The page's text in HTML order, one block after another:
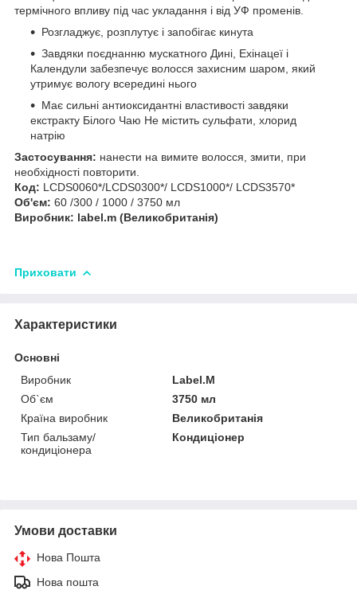
термічного впливу під час укладання і від УФ променів.
Розгладжує, розплутує і запобігає кинута
Завдяки поєднанню мускатного Дині, Ехінацеї і
Календули забезпечує волосся захисним шаром, який
утримує вологу всередині нього
Має сильні антиоксидантні властивості завдяки
екстракту Білого Чаю Не містить сульфати, хлорид
натрію
Застосування: нанести на вимите волосся, змити, при
необхідності повторити.
Код: LCDS0060*/LCDS0300*/ LCDS1000*/ LCDS3570*
Об'єм: 60 /300 / 1000 / 3750 мл
Виробник: label.m (Великобританія)
Приховати
Характеристики
Основні
Виробник
Label.M
Об`єм
3750 мл
Країна виробник
Великобританія
Тип бальзаму/
кондиціонера
Кондиціонер
Умови доставки
Нова Пошта
Нова пошта